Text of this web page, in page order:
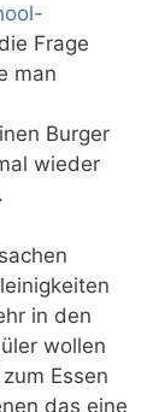
Frage
man
Burger
wieder
in den
wollen
Essen
das eine